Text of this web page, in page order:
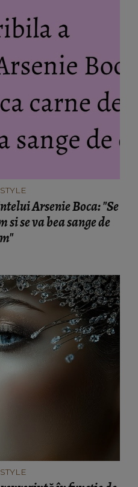
Arsenie Boca: "Se
si se va bea sange de